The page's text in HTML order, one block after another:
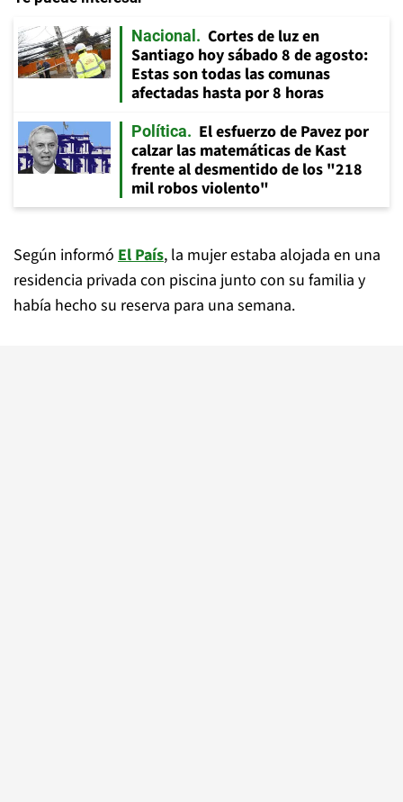
Nacional
Cortes de luz en
Santiago hoy sábado 8 de agosto:
Estas son todas las comunas
afectadas hasta por 8 horas
Política
El esfuerzo de Pavez por
calzar las matemáticas de Kast
frente al desmentido de los "218
mil robos violento"
Según informó El País, la mujer estaba alojada en una
residencia privada con piscina junto con su familia y
había hecho su reserva para una semana.